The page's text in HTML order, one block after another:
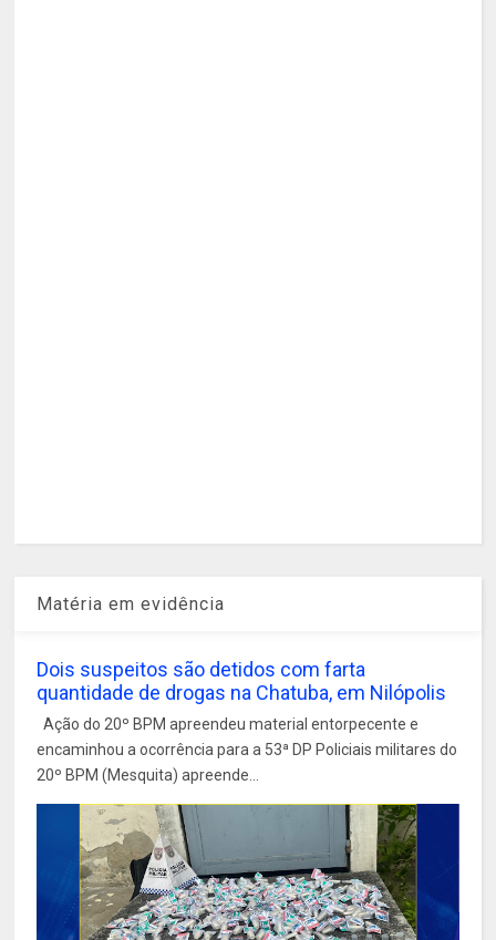
Matéria em evidência
Dois suspeitos são detidos com farta
quantidade de drogas na Chatuba, em Nilópolis
Ação do 20º BPM apreendeu material entorpecente e
encaminhou a ocorrência para a 53ª DP Policiais militares do
20º BPM (Mesquita) apreende...